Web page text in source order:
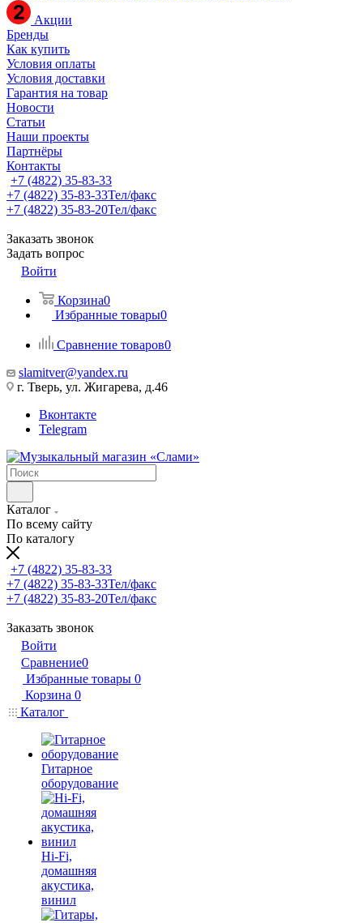
Акции
Бренды
Как купить
Условия оплаты
Условия доставки
Гарантия на товар
Новости
Статьи
Наши проекты
Партнёры
Контакты
+7 (4822) 35-83-33
+7 (4822) 35-83-33Тел/факс
+7 (4822) 35-83-20Тел/факс
Заказать звонок
Задать вопрос
Войти
Корзина0
Избранные товары0
Сравнение товаров0
slamitver@yandex.ru
г. Тверь, ул. Жигарева, д.46
Вконтакте
Telegram
Каталог
По всему сайту
По каталогу
+7 (4822) 35-83-33
+7 (4822) 35-83-33Тел/факс
+7 (4822) 35-83-20Тел/факс
Заказать звонок
Войти
Сравнение0
Избранные товары 0
Корзина 0
Каталог
Гитарное
оборудование
Hi-Fi,
домашняя
акустика,
винил